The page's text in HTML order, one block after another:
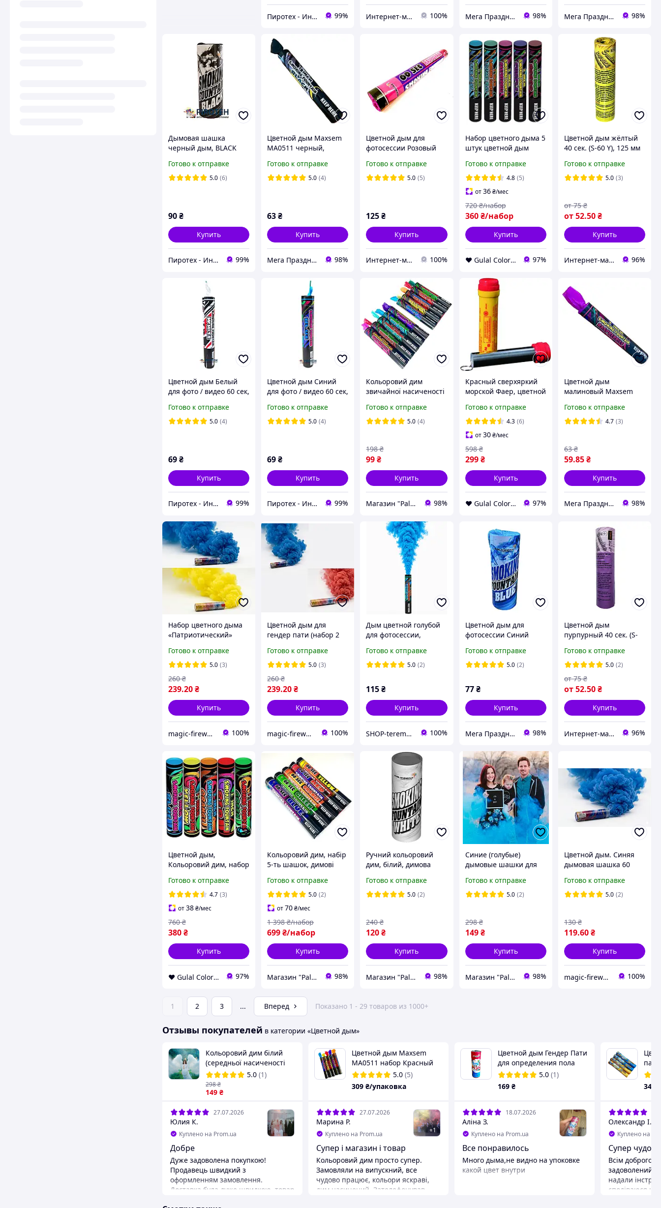
Пиротех - Интернет-магазин 99% Интернет-магазин "Chika Boom" 100% Мега Праздник – магазин аксессуаров для праздника и все для оформления воздушными шарами ОПТ. 98% Мега Праздник – магазин аксессуаров для праздника и все для оформления воздушными шарами ОПТ. 98%
Дымовая шашка
черный дым, BLACK
(MA0509) Maxsem
Готово к отправке
5.0 (6)
90₴
Купить
Пиротех - Интернет-магазин 99%
Цветной дым Maxsem
MA0511 черный,
фотосессий. Время
работы 60 сек.
Готово к отправке
5.0 (4)
63₴
Купить
Мега Праздник – магазин аксессуаров для праздника и все для оформления воздушными шарами ОПТ. 98%
Цветной дым для
фотосессии Розовый
MA0512 Raspberries 60
с
Готово к отправке
5.0 (5)
125₴
Купить
Интернет-магазин "Chika Boom" 100%
Набор цветного дыма 5
штук цветной дым
дыма Голубой
Бирюзовый Розовый
Фиолетовый Бордовый
Готово к отправке
4.8 (5)
от36 ₴/мес
360 ₴/набор
720 ₴/набор
Купить
❤️ Gulal Colors ❤️ 97%
Цветной дым жёлтый
40 сек. (S-60 Y), 125 мм
Готово к отправке
5.0 (3)
от52.50₴
от 75 ₴
Купить
Интернет-магазин "Фейерверк" 96%
Цветной дым Белый
для фото / видео 60 сек,
Maxsem
Готово к отправке
5.0 (4)
69₴
Купить
Пиротех - Интернет-магазин 99%
Цветной дым Синий
для фото / видео 60 сек,
Maxsem
Готово к отправке
5.0 (4)
69₴
Купить
Пиротех - Интернет-магазин 99%
Кольоровий дим
звичайної насиченості
Цветные дымовые
шашки
Готово к отправке
5.0 (4)
99₴
198 ₴
Купить
Магазин "PalMar" 98%
Красный сверхяркий
морской Фаер, цветной
фальшфейер, 60 сек.
не тухнет в воде
Готово к отправке
4.3 (6)
от30 ₴/мес
299 ₴
598 ₴
Купить
❤️ Gulal Colors ❤️ 97%
Цветной дым
малиновый Maxsem
для фотосессий. Время
работы 60 сек.
Готово к отправке
4.7 (3)
59.85₴
63 ₴
Купить
Мега Праздник – магазин аксессуаров для праздника и все для оформления воздушными шарами ОПТ. 98%
Набор цветного дыма
«Патриотический»
сек. для фотосессий
Готово к отправке
5.0 (3)
239.20₴
260 ₴
Купить
magic-fireworks 100%
Цветной дым для
гендер пати (набор 2
Розовый), Дневной
фейерверк для
определения пола
ребенка
Готово к отправке
5.0 (3)
239.20₴
260 ₴
Купить
magic-fireworks 100%
Дым цветной голубой
для фотосессии,
Maxsem 60 сек Китай
Готово к отправке
5.0 (2)
115₴
Купить
SHOP-teremochek Интернет магазин 100%
Цветной дым для
фотосессии Синий
время работы 45 сек
Готово к отправке
5.0 (2)
77 ₴
Купить
Мега Праздник – магазин аксессуаров для праздника и все для оформления воздушными шарами ОПТ. 98%
Цветной дым
пурпурный 40 сек. (S-
Готово к отправке
5.0 (2)
от52.50₴
от 75 ₴
Купить
Интернет-магазин "Фейерверк" 96%
Цветной дым,
Кольоровий дим, набор
обычной густоты,
Дымовые шашки
Готово к отправке
4.7 (3)
от38₴/мес
380₴
760 ₴
Купить
❤️ Gulal Colors ❤️ 97%
Кольоровий дим, набір
5-ть шашок, димові
довга рукоятка, 60
секунд
Готово к отправке
5.0 (2)
от70₴/мес
699₴/набор
1 398 ₴/набор
Купить
Магазин "PalMar" 98%
Ручний кольоровий
дим, білий, димова
секунд,белый цветной
дым
Готово к отправке
5.0 (2)
120₴
240 ₴
Купить
Магазин "PalMar" 98%
Синие (голубые)
дымовые шашки для
ребенка, Дымовая
шашка для гендер
Готово к отправке
5.0 (2)
149 ₴
298 ₴
Купить
Магазин "PalMar" 98%
Цветной дым. Синяя
дымовая шашка 60
Готово к отправке
5.0 (2)
119.60₴
130 ₴
Купить
magic-fireworks 100%
1 2 3 ... Вперед Показано 1 - 29 товаров из 1000+
Отзывы покупателей в категории «Цветной дым»
Кольоровий дим білий
(середньої насиченості
(дим12)) Димова шашка,
білий густий дим, 60
секунд
5.0 (1)
149 ₴
298₴
27.07.2026
Юлия К.
Куплено на Prom.ua
Добре
Дуже задоволена покупкою!
Продавець швидкий з
оформленням замовлення.
Доставка була дуже швидкою, товар
Цветной дым Maxsem
MA0511 набор Красный
Синий Желтый
Оранжевый Фиолетовый
60 с, 5 шт/уп
5.0 (5)
309 ₴/упаковка
27.07.2026
Марина Р.
Куплено на Prom.ua +1
Супер і магазин і товар
Кольоровий дим просто супер.
Замовляли на випускний, все
чудово працює, кольори яскраві,
дим насичений. Зателефонував
Цветной дым Гендер Пати
для определения пола
ребенка Maxsem MA0509
Boy 45 сек, 1 шт
5.0 (1)
169 ₴
18.07.2026
Аліна З.
Куплено на Prom.ua
Все понравилось
Много дыма,не видно на упоковке
какой цвет внутри
345
Олександр І.
Куплено на
Супер чудово
Всім доброго
задоволений,
надали
сподіваюся